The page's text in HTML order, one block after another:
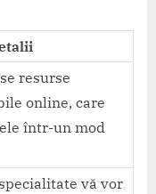
resurse
online, care
într-un mod
vă vor